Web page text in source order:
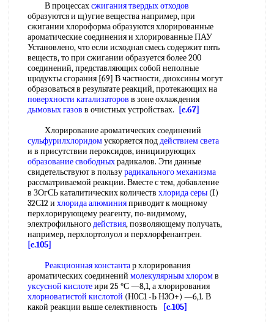
В процессахсжигания твердых отходов
образуются и щ)угие вещества например, при
сжигании хлороформа образуются хлорированные
ароматические соединения и хлорированные ПАУ
Установлено, что если исходная смесь содержит пять
веществ, то при сжигании образуется более 200
соединений, представляющих собой неполные
щюдукты сгорания [69] В частности, диоксины могут
образоваться в результате реакций, протекающих на
поверхности катализаторов в зоне охлаждения
дымовых газов в очистных устройствах.
[c.67]
Хлорирование ароматических соединений
сульфурилхлоридомускоряется поддействием света
и в присутствии пероксидов, инициирующих
образование свободныхрадикалов. Эти данные
свидетельствуют в пользурадикального механизма
рассматриваемой реакции. Вместе с тем, добавление
в ЗОгСЬ каталитических количеств хлорида серы (I)
32С12 и хлорида алюминияприводит к мощному
перхлорирующему реагенту, по-видимому,
электрофильногодействия, позволяющему получать,
например, перхлортолуол и перхлорфенантрен.
[c.105]
Реакционная константар хлорирования
ароматических соединений молекулярным хлоромв
уксусной кислотеири 25 °С —8,1, а хлорирования
хлорноватистой кислотой (Н0С1 -Ь Н3О+) —6,1. В
какой реакции выше селективность
[c.105]